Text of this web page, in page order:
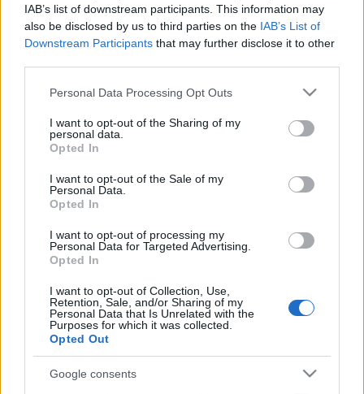
IAB’s list of downstream participants. This information may
also be disclosed by us to third parties on the IAB’s List of
Downstream Participants that may further disclose it to other
Please note that this website/app uses one or more Google
not limited to your visit or usage behaviour. You may click to
grant or deny consent to Google and its third-party tags to
use your data for below specified purposes in below Google
consent section.
Personal Data Processing Opt Outs
I want to opt-out of the Sharing of my
personal data.
Opted In
I want to opt-out of the Sale of my
Personal Data.
Opted In
I want to opt-out of processing my
Personal Data for Targeted Advertising.
Opted In
I want to opt-out of Collection, Use,
Retention, Sale, and/or Sharing of my
Personal Data that Is Unrelated with the
Purposes for which it was collected.
Opted Out
Google consents
Aki kedvet érez a megmérettetéshez és szívesen tölti
a szabadidejét olvasással meg alkotással, az a
jelentkezzen atomzameth@gmail.com-on! A
jelentkezők mindegyike kap egy példányt az első
a történet valamely részletét vagy a főszereplőket
kell ábrázolnia! A könyv ingyen van, a szállítási
költséget is állom, neked csak annyit kell vállalnod,
hogy egy általam megadott határidőn belül
elkészíted az illusztrációt/grafikai elemet!
16 éves kortól bárki jelentkezhet, aki kedvet érez,
örülnék a jelentkező email mellé! A legjobb munkák
bekerülnek a könyvbe, egyikőtök alkotása pedig a
természetesenfizetéstés névmegjelölést kapnak a
kreálmányaik mellett!